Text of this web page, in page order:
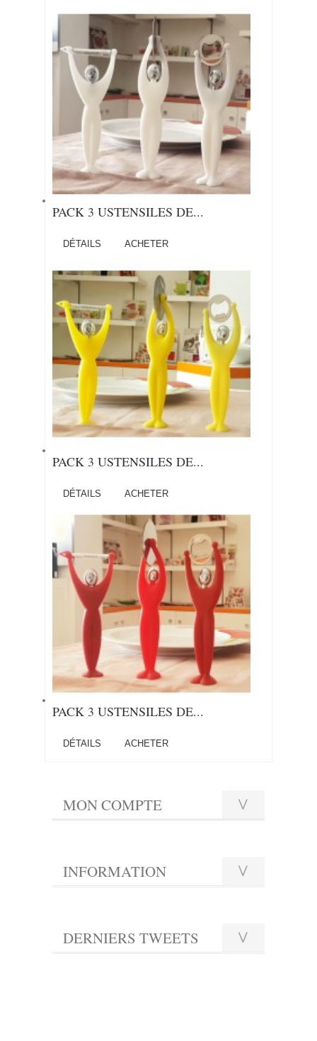
PACK 3 USTENSILES DE...
DÉTAILS ACHETER
PACK 3 USTENSILES DE...
DÉTAILS ACHETER
PACK 3 USTENSILES DE...
DÉTAILS ACHETER
MON COMPTE
INFORMATION
DERNIERS TWEETS